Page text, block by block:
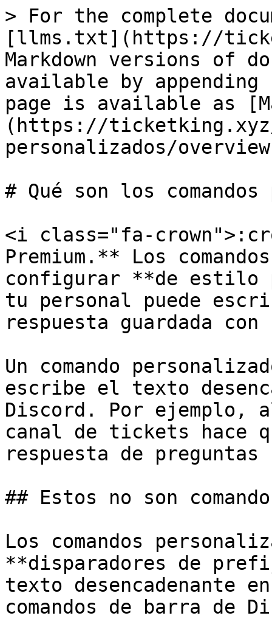
> For the complete
[llms.txt](https://
Markdown versions of
available by
page is available as
(https://ticketking.xyz/
personalizados/
# Qué son los
<i class="fa-
Premium.** Los
configurar **de estilo
tu personal puede
respuesta guardada
Un comando
escribe el texto
Discord. Por
canal de tickets hace
respuesta de
## Estos no son
Los comandos
**disparadores de
texto desencadenante
comandos de barra de